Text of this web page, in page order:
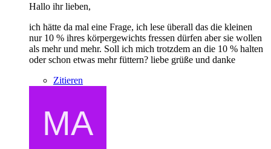
Hallo ihr lieben,
ich hätte da mal eine Frage, ich lese überall das die kleinen
nur 10 % ihres körpergewichts fressen dürfen aber sie wollen
als mehr und mehr. Soll ich mich trotzdem an die 10 % halten
oder schon etwas mehr füttern? liebe grüße und danke
Zitieren